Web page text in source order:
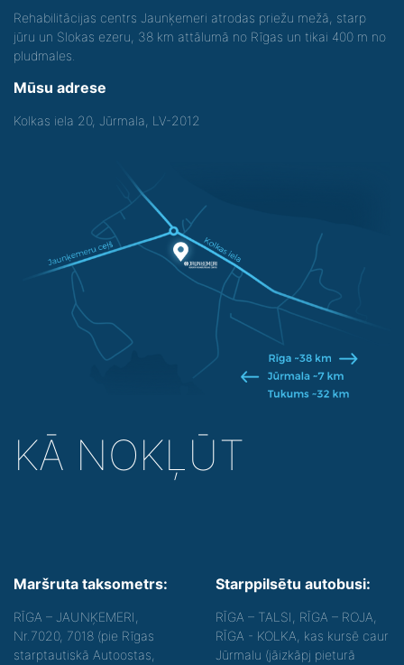
Rehabilitācijas centrs Jaunķemeri atrodas priežu mežā, starp
jūru un Slokas ezeru, 38 km attālumā no Rīgas un tikai 400 m no
pludmales.
Mūsu adrese
Kolkas iela 20, Jūrmala, LV-2012
KĀ NOKĻŪT
Maršruta taksometrs:
RĪGA – JAUNĶEMERI,
Nr.7020, 7018 (pie Rīgas
starptautiskā Autoostas,
Starppilsētu autobusi:
RĪGA – TALSI, RĪGA – ROJA,
RĪGA - KOLKA, kas kursē caur
Jūrmalu (jāizkāpj pieturā